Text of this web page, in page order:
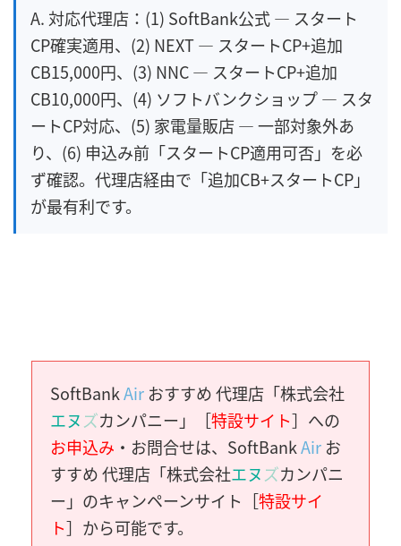
A. 対応代理店：(1) SoftBank公式 — スタート
CP確実適用、(2) NEXT — スタートCP+追加
CB15,000円、(3) NNC — スタートCP+追加
CB10,000円、(4) ソフトバンクショップ — スタ
ートCP対応、(5) 家電量販店 — 一部対象外あ
り、(6) 申込み前「スタートCP適用可否」を必
ず確認。代理店経由で「追加CB+スタートCP」
が最有利です。
SoftBankAir おすすめ 代理店「株式会社
エヌ ズカンパニー」［特設サイト］への
お申込み ・お問合せは、SoftBankAir お
すすめ 代理店「株式会社エヌ ズカンパニ
ー」のキャンペーンサイト［特設サイ
ト］から可能です。